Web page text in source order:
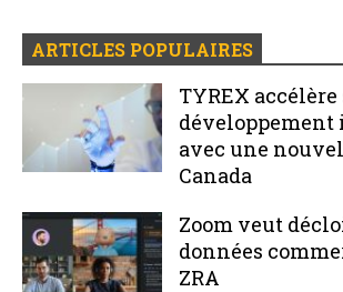
ARTICLES POPULAIRES
TYREX accélère
avec une
Canada
Zoom veut
données
ZRA